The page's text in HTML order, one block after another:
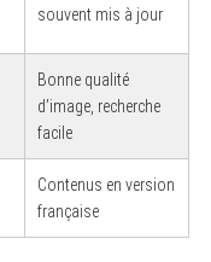
souvent mis à jour
Bonne qualité
d’image, recherche
facile
Contenus en version
française